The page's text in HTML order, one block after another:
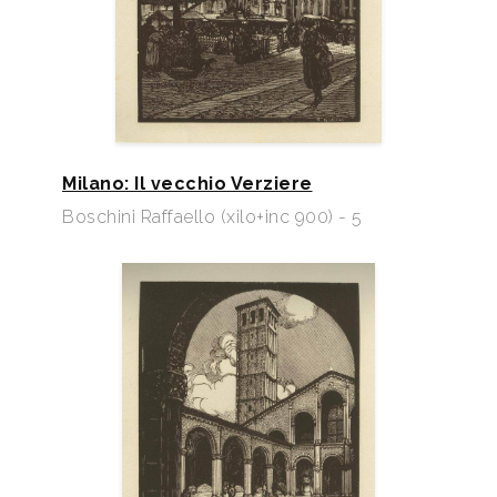
Milano: Il vecchio Verziere
Boschini Raffaello (xilo+inc 900) - 5